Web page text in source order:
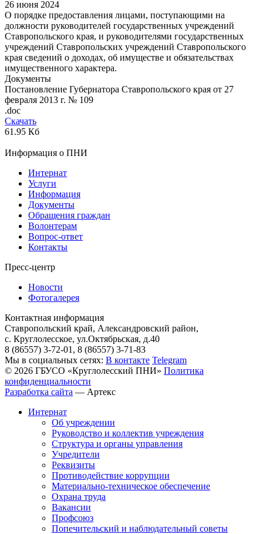
26 июня 2024
О порядке предоставления лицами, поступающими на
должности руководителей государственных учреждений
Ставропольского края, и руководителями государственных
учреждений Ставропольских учреждений Ставропольского
края сведений о доходах, об имуществе и обязательствах
имущественного характера.
Документы
Постановление Губернатора Ставропольского края от 27
февраля 2013 г. № 109
.doc
Скачать
61.95 Кб
Информация о ПНИ
Интернат
Услуги
Информация
Документы
Обращения граждан
Волонтерам
Вопрос-ответ
Контакты
Пресс-центр
Новости
Фотогалерея
Контактная информация
Ставропольский край, Александровский район,
с. Круглолесское, ул.Октябрьская, д.40
8 (86557) 3-72-01, 8 (86557) 3-71-83
Мы в социальных сетях: В контакте Telegram
© 2026 ГБУСО «Круглолесский ПНИ» Политика
конфиденциальности
Разработка сайта — Артекс
Интернат
Об учреждении
Руководство и коллектив учреждения
Структура и органы управления
Учредители
Реквизиты
Противодействие коррупции
Материально-техническое обеспечение
Охрана труда
Вакансии
Профсоюз
Попечительский и наблюдательный советы